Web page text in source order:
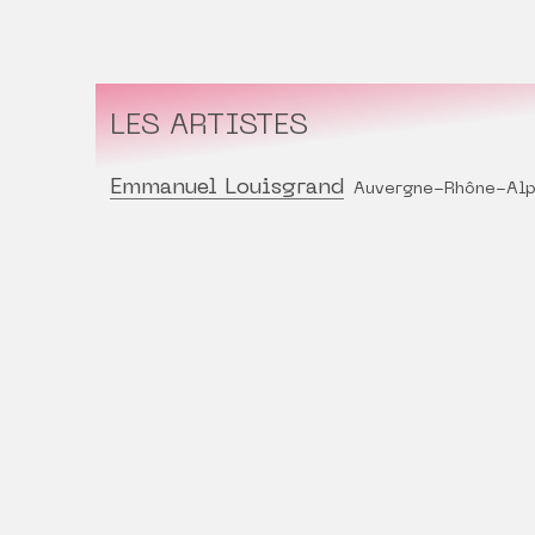
LES ARTISTES
Emmanuel Louisgrand Auvergne-Rhône-